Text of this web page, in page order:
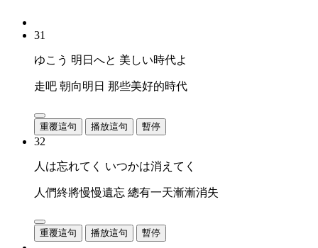
31
ゆこう 明日へと 美しい時代よ
走吧 朝向明日 那些美好的時代
重覆這句 播放這句 暫停
32
人は忘れてく いつかは消えてく
人們終將慢慢遺忘 總有一天漸漸消失
重覆這句 播放這句 暫停